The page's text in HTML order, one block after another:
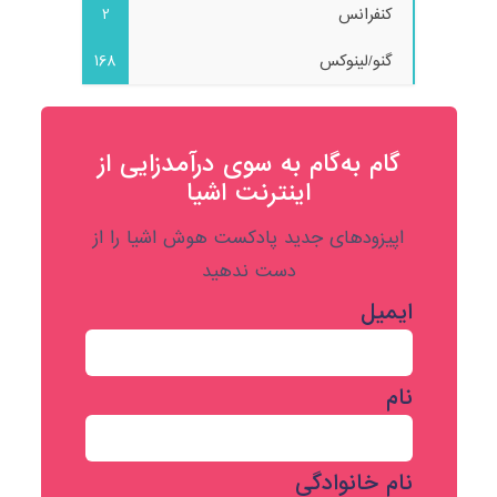
کنفرانس
2
گنو/لینوکس
168
گام به‌گام به‌ سوی درآمدزایی از
اینترنت اشیا
اپیزودهای جدید پادکست هوش اشیا را از
دست ندهید
ایمیل
نام
نام خانوادگی